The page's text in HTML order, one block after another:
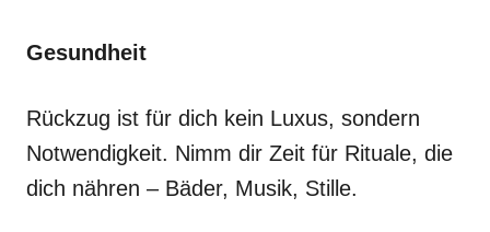
Gesundheit
Rückzug ist für dich kein Luxus, sondern
Notwendigkeit. Nimm dir Zeit für Rituale, die
dich nähren – Bäder, Musik, Stille.